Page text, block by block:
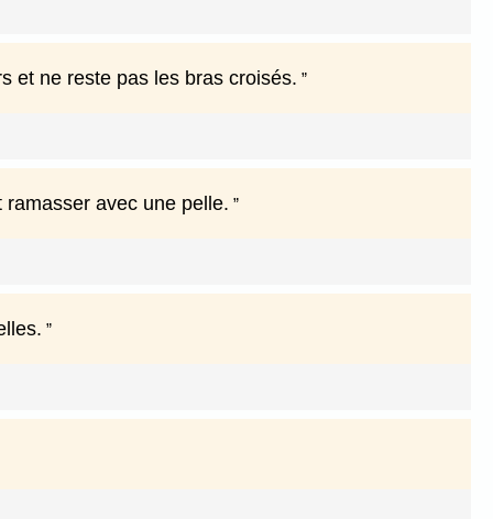
et ne reste pas les bras croisés.
avec une pelle.